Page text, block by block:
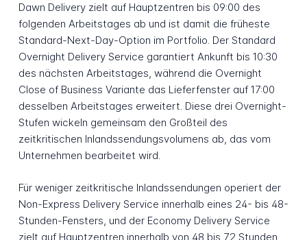
Dawn Delivery zielt auf Hauptzentren bis 09:00 des
folgenden Arbeitstages ab und ist damit die früheste
Standard-Next-Day-Option im Portfolio. Der Standard
Overnight Delivery Service garantiert Ankunft bis 10:30
des nächsten Arbeitstages, während die Overnight
Close of Business Variante das Lieferfenster auf 17:00
desselben Arbeitstages erweitert. Diese drei Overnight-
Stufen wickeln gemeinsam den Großteil des
zeitkritischen Inlandssendungsvolumens ab, das vom
Unternehmen bearbeitet wird.
Für weniger zeitkritische Inlandssendungen operiert der
Non-Express Delivery Service innerhalb eines 24- bis 48-
Stunden-Fensters, und der Economy Delivery Service
zielt auf Hauptzentren innerhalb von 48 bis 72 Stunden